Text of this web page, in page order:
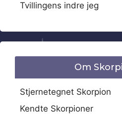
Tvillingens indre jeg
Om
Stjernetegnet Skorpion
Kendte Skorpioner